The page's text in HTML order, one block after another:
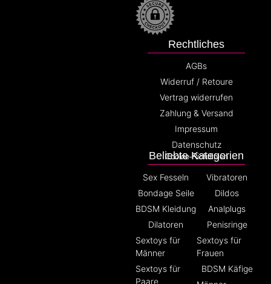
Beliebte Kategorien
Sex Fesseln
Bondage Seile
BDSM Kleidung
Dilatoren
Sextoys für
Männer
Sextoys für
Paare
Vibratoren
Dildos
Analplugs
Penisringe
Sextoys für
Frauen
BDSM Käfige
Rechtliches
AGBs
Widerruf / Retoure
Vertrag widerrufen
Zahlung & Versand
Impressum
Datenschutz
Cookie-Richtlinien